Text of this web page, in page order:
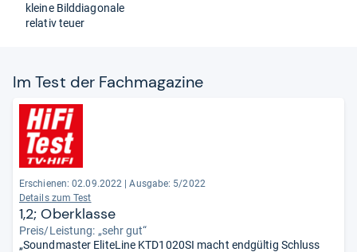
kleine Bilddiagonale
relativ teuer
Im Test der Fach­ma­ga­zine
Erschienen: 02.09.2022 | Ausgabe: 5/2022
Details zum Test
1,2; Oberklasse
Preis/Leistung: „sehr gut“
„Soundmaster EliteLine KTD1020SI macht endgültig Schluss